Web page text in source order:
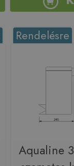
Rendelésre
Aqualine